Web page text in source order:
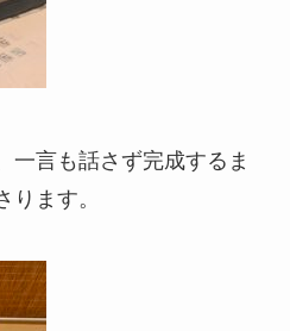
一言も話さず完成するま
ります。